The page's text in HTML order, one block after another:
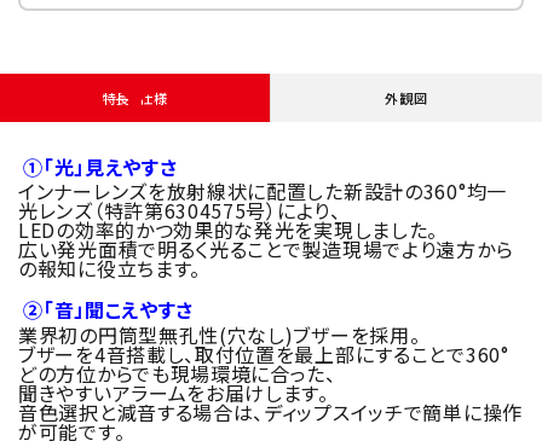
特長・仕様 外観図
①「光」見えやすさ
インナーレンズを放射線状に配置した新設計の360°均一
光レンズ（特許第6304575号）により、
LEDの効率的かつ効果的な発光を実現しました。
広い発光面積で明るく光ることで製造現場でより遠方から
の報知に役立ちます。
②「音」聞こえやすさ
業界初の円筒型無孔性(穴なし)ブザーを採用。
ブザーを4音搭載し、取付位置を最上部にすることで360°
どの方位からでも現場環境に合った、
聞きやすいアラームをお届けします。
音色選択と減音する場合は、ディップスイッチで簡単に操作
が可能です。